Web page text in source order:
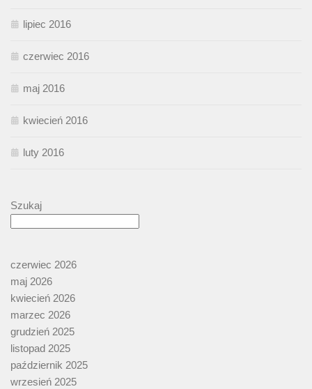
lipiec 2016
czerwiec 2016
maj 2016
kwiecień 2016
luty 2016
Szukaj
czerwiec 2026
maj 2026
kwiecień 2026
marzec 2026
grudzień 2025
listopad 2025
październik 2025
wrzesień 2025